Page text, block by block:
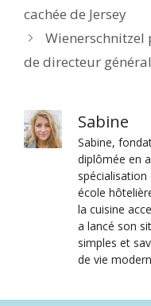
cachée de Jersey
Wienerschnitzel
de directeur général
Sabine
Sabine,
diplômée en
école
la cuisine
a lancé son
simples et
de vie